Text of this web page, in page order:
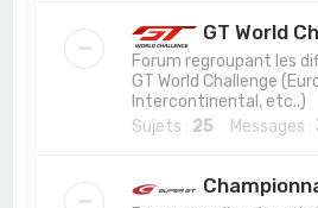
GT World
Forum regroupant les
GT World Challenge
Intercontinental, etc..)
Sujets : 25 Messages :